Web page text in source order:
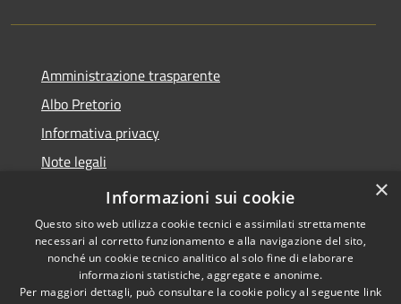
Amministrazione trasparente
Albo Pretorio
Informativa privacy
Note legali
Dichiarazione di accessibilità
Copyright © 2026 • Comune di
×
Informazioni sui cookie
Questo sito web utilizza cookie tecnici e assimilati strettamente
necessari al corretto funzionamento e alla navigazione del sito,
nonché un cookie tecnico analitico al solo fine di elaborare
informazioni statistiche, aggregate e anonime.
Per maggiori dettagli, può consultare la cookie policy al seguente link